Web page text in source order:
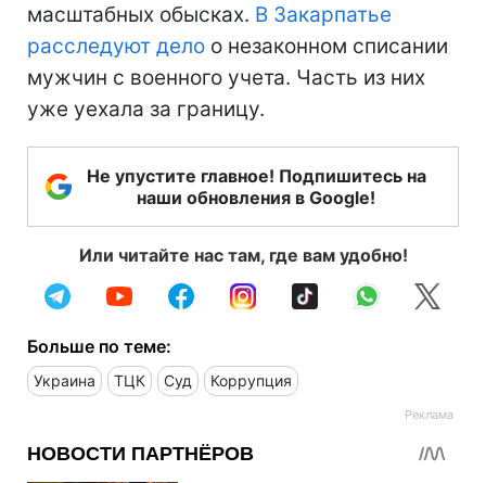
масштабных обысках. В Закарпатье
расследуют дело о незаконном списании
мужчин с военного учета. Часть из них
уже уехала за границу.
Не упустите главное! Подпишитесь на
наши обновления в Google!
Или читайте нас там, где вам удобно!
Больше по теме:
Украина ТЦК Суд Коррупция